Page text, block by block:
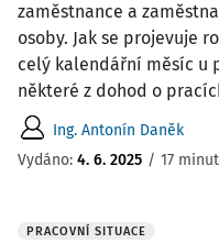
zaměstnance a
osoby. Jak se projevuje
celý kalendářní měsíc u
některé z dohod o
Ing. Antonín Daněk
Vydáno: 4. 6. 2025 / 17
PRACOVNÍ SITUACE